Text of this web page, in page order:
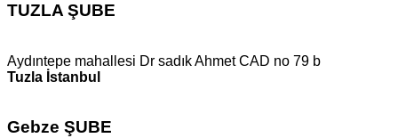
TUZLA ŞUBE
Aydıntepe mahallesi Dr sadık Ahmet CAD no 79 b
Tuzla İstanbul
Gebze ŞUBE